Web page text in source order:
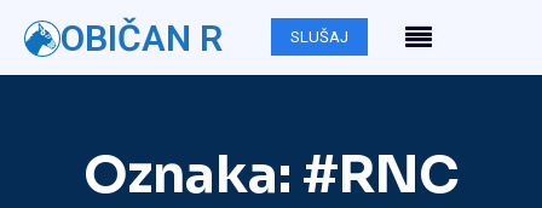
OBIČAN R SLUŠAJ
Oznaka: #RNC